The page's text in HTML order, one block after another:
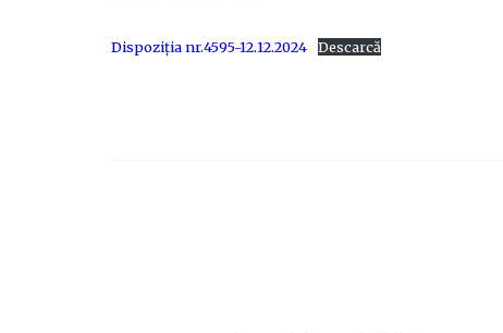
Dispoziția nr.4595-12.12.2024 Descarcă